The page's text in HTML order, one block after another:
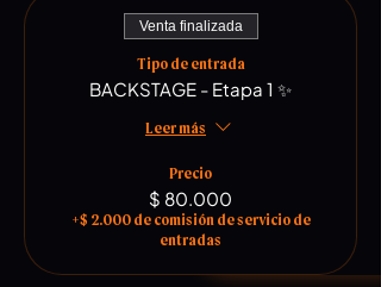
Venta finalizada
Tipo de entrada
BACKSTAGE - Etapa 1 ✨
Leer más
Precio
$ 80.000
+$ 2.000 de comisión de servicio de
entradas